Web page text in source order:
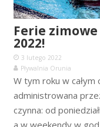
Ferie
2022!
3 lutego 2022
Pływalnia Orunia
W tym roku w całym
administrowana
czynna: od
a w weekendy w